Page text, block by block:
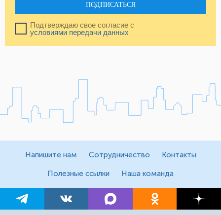
ПОДПИСАТЬСЯ
Подтверждаю свое согласие с
условиями передачи данных
Напишите нам Сотрудничество Контакты
Полезные ссылки Наша команда